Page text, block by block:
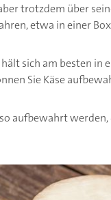
trotzdem über
etwa in einer
sich am besten
Sie Käse
aufbewahrt